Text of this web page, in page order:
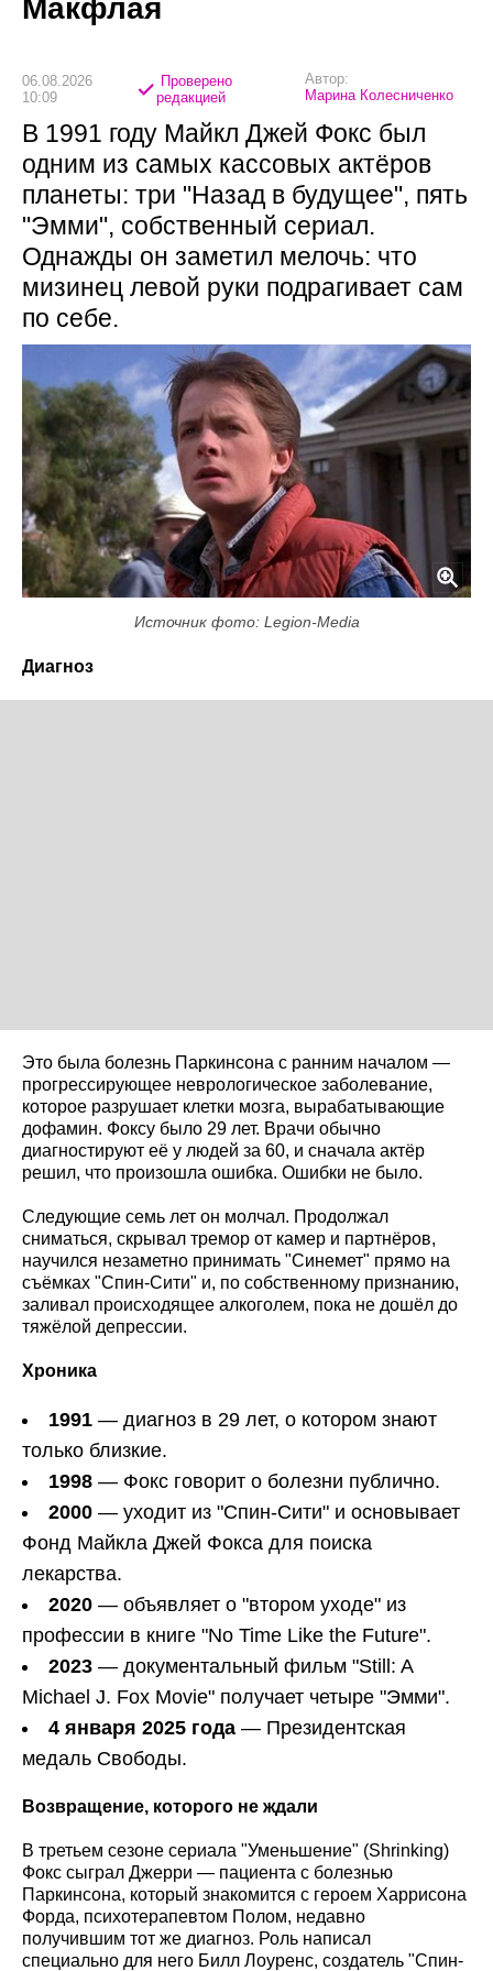
Макфлая
06.08.2026
10:09
Проверено
редакцией
Автор:
Марина Колесниченко
В 1991 году Майкл Джей Фокс был
одним из самых кассовых актёров
планеты: три "Назад в будущее", пять
"Эмми", собственный сериал.
Однажды он заметил мелочь: что
мизинец левой руки подрагивает сам
по себе.
Источник фото: Legion-Media
Диагноз
Это была болезнь Паркинсона с ранним началом —
прогрессирующее неврологическое заболевание,
которое разрушает клетки мозга, вырабатывающие
дофамин. Фоксу было 29 лет. Врачи обычно
диагностируют её у людей за 60, и сначала актёр
решил, что произошла ошибка. Ошибки не было.
Следующие семь лет он молчал. Продолжал
сниматься, скрывал тремор от камер и партнёров,
научился незаметно принимать "Синемет" прямо на
съёмках "Спин-Сити" и, по собственному признанию,
заливал происходящее алкоголем, пока не дошёл до
тяжёлой депрессии.
Хроника
1991 — диагноз в 29 лет, о котором знают
только близкие.
1998 — Фокс говорит о болезни публично.
2000 — уходит из "Спин-Сити" и основывает
Фонд Майкла Джей Фокса для поиска
лекарства.
2020 — объявляет о "втором уходе" из
профессии в книге "No Time Like the Future".
2023 — документальный фильм "Still: A
Michael J. Fox Movie" получает четыре "Эмми".
4 января 2025 года — Президентская
медаль Свободы.
Возвращение, которого не ждали
В третьем сезоне сериала "Уменьшение" (Shrinking)
Фокс сыграл Джерри — пациента с болезнью
Паркинсона, который знакомится с героем Харрисона
Форда, психотерапевтом Полом, недавно
получившим тот же диагноз. Роль написал
специально для него Билл Лоуренс, создатель "Спин-